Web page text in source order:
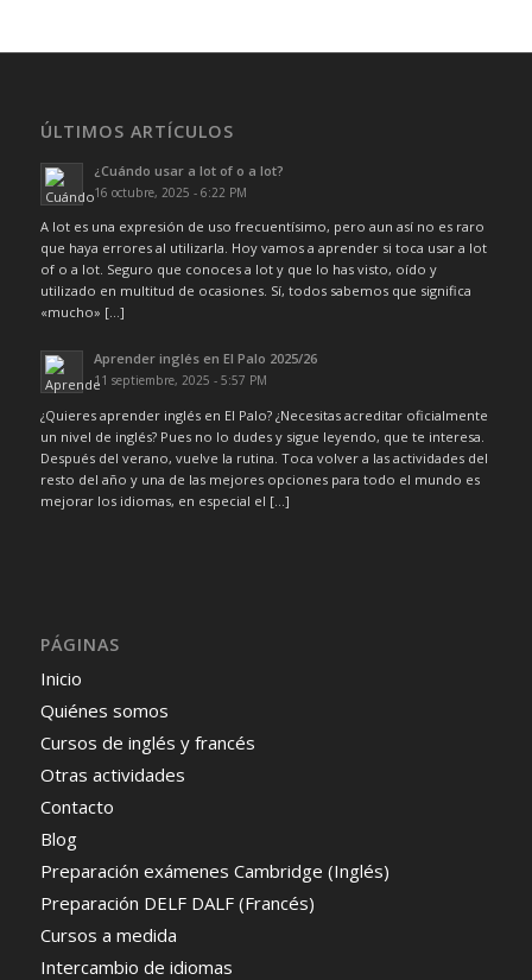
ÚLTIMOS ARTÍCULOS
¿Cuándo usar a lot of o a lot?
16 octubre, 2025 - 6:22 PM
A lot es una expresión de uso frecuentísimo, pero aun así no es raro
que haya errores al utilizarla. Hoy vamos a aprender si toca usar a lot
of o a lot. Seguro que conoces a lot y que lo has visto, oído y
utilizado en multitud de ocasiones. Sí, todos sabemos que significa
«mucho» […]
Aprender inglés en El Palo 2025/26
11 septiembre, 2025 - 5:57 PM
¿Quieres aprender inglés en El Palo? ¿Necesitas acreditar oficialmente
un nivel de inglés? Pues no lo dudes y sigue leyendo, que te interesa.
Después del verano, vuelve la rutina. Toca volver a las actividades del
resto del año y una de las mejores opciones para todo el mundo es
mejorar los idiomas, en especial el […]
PÁGINAS
Inicio
Quiénes somos
Cursos de inglés y francés
Otras actividades
Contacto
Blog
Preparación exámenes Cambridge (Inglés)
Preparación DELF DALF (Francés)
Cursos a medida
Intercambio de idiomas